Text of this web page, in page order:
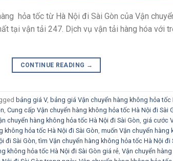
hỏa tốc từ Hà Nội đi Sài Gòn của Vận
tại vận tải 247. Dịch vụ vận tải hàng hóa với
CONTINUE READING →
bảng giá V, bảng giá Vận chuyển hàng không hỏa tốc
, Cung cấp Vận chuyển hàng không hỏa tốc Hà Nội đi Sài
chuyển hàng không hỏa tốc Hà Nội đi Sài Gòn, giá cước
không hỏa tốc Hà Nội đi Sài Gòn, muốn Vận chuyển hàng
đi Sài Gòn,tìm Vận chuyển hàng không hỏa tốc Hà Nội đi
không hỏa tốc Hà Nội đi Sài Gòn giá rẻ, Vận chuyển